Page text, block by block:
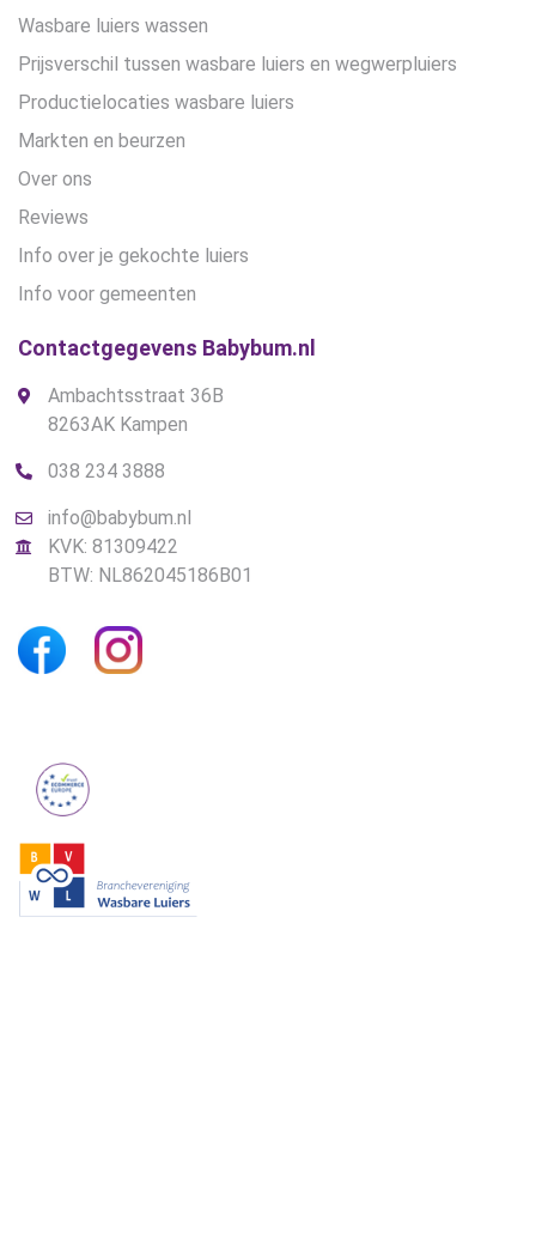
Wasbare luiers wassen
Prijsverschil tussen wasbare luiers en wegwerpluiers
Productielocaties wasbare luiers
Markten en beurzen
Over ons
Reviews
Info over je gekochte luiers
Info voor gemeenten
Contactgegevens Babybum.nl
Ambachtsstraat 36B
8263AK Kampen
038 234 3888
info@babybum.nl
KVK: 81309422
BTW: NL862045186B01